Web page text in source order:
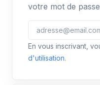
votre mot de
En vous inscrivant,
d'utilisation.